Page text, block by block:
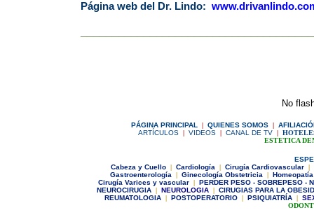
Página web del Dr. Lindo:
No
PÁGINA PRINCIPAL | QUIENES SOMOS | A
ARTÍCULOS | VIDEOS | CANAL DE TV |
ESTETICA
Cabeza y Cuello | Cardiología | Cirugía Cardiovascular |
Gastroenterología
| Ginecología Obstetricia | Homeopatía
Cirugía Varices y vascular | PERDER PESO - SOBREPESO -
NEUROCIRUGIA | NEUROLOGIA | CIRUGIAS PARA LA
REUMATOLOGIA | POSTOPERATORIO | PSIQUIATRÍA |